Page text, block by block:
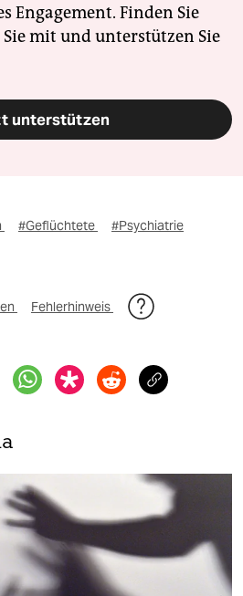
Engagement. Finden Sie
mit und unterstützen Sie
unterstützen
#Geflüchtete
#Psychiatrie
Fehlerhinweis